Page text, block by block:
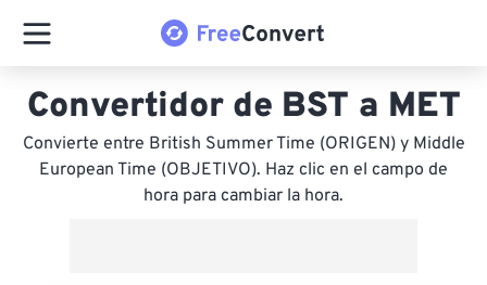
Convertidor de BST a MET
Convierte entre British Summer Time (ORIGEN) y Middle
European Time (OBJETIVO). Haz clic en el campo de
hora para cambiar la hora.